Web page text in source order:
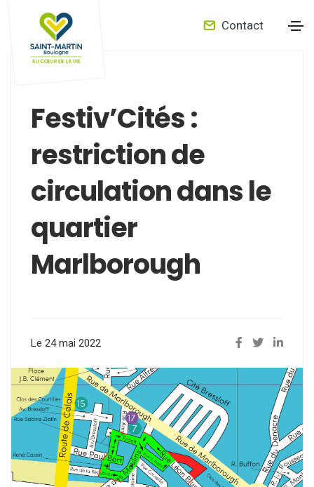
Contact
Festiv’Cités :
restriction de
circulation dans le
quartier
Marlborough
Le 24 mai 2022